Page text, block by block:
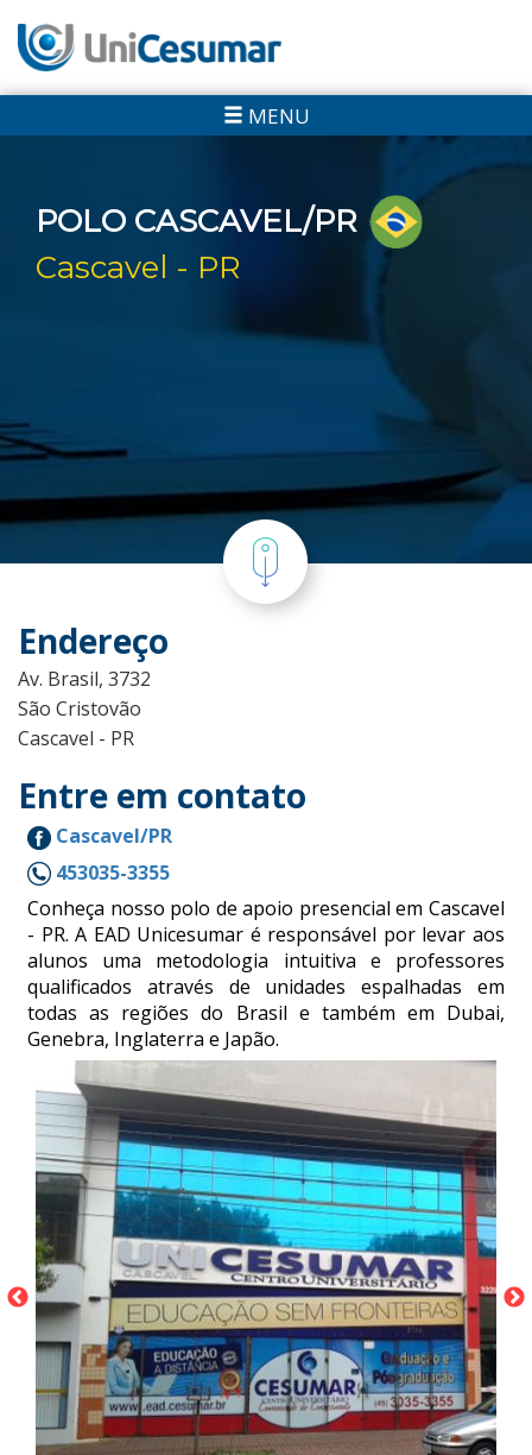
MENU
POLO CASCAVEL/PR
Cascavel - PR
Endereço
Av. Brasil, 3732
São Cristovão
Cascavel - PR
Entre em contato
Cascavel/PR
453035-3355
Conheça nosso polo de apoio presencial em Cascavel
- PR. A EAD Unicesumar é responsável por levar aos
alunos uma metodologia intuitiva e professores
qualificados através de unidades espalhadas em
todas as regiões do Brasil e também em Dubai,
Genebra, Inglaterra e Japão.